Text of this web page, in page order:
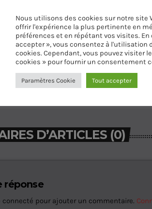
D’ARTICLES (0)
réponse
connecté pour ajouter un commentaire.
Nous utilisons des cookies sur notre site
offrir l'expérience la plus pertinente en
préférences et en répétant vos visites.
accepter », vous consentez à l'utilisation
cookies. Cependant, vous pouvez visiter
cookies » pour fournir un consentement
Paramètres Cookie Tout accepter